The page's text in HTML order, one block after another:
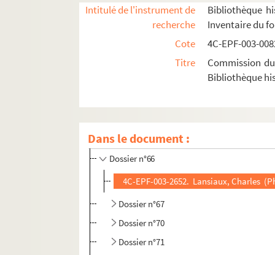
Intitulé de l'instrument de
recherche
Bibliothèque
Inventaire du
Cote
4C-EPF-003-
Titre
Commission
Bibliothèque
Dans le document :
Dossier n°56
Dossier n°59
Dossier n°64
Dossier n°65
Dossier n°66
4C-EPF-003-2652. Lansiaux, Charles
Dossier n°67
Dossier n°70
Dossier n°71